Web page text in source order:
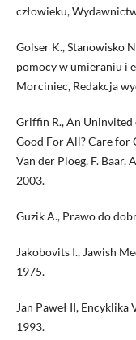
człowieku,
Golser K., Stanowisko
pomocy w umieraniu i
Morciniec, Redakcja
Griffin R., An Uninvited
Good For All? Care for
Van der Ploeg, F. Baar,
2003.
Guzik A., Prawo do
Jakobovits I., Jawish
1975.
Jan Paweł II,
1993.